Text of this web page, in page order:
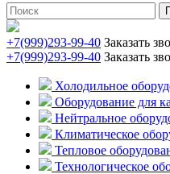
+7(999)293-99-40 Заказать
+7(999)293-99-40 Заказать
Холодильное
Оборудование для
Нейтральное
Климатическое
Тепловое
Технологическое